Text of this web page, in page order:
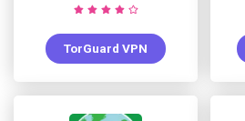
TorGuard VPN